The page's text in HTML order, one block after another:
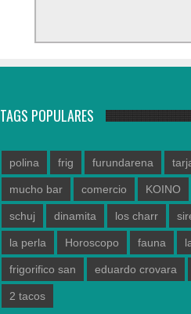
TAGS POPULARES
polina frig furundarena
mucho bar comercio KOINO
schuj dinamita los charr
la perla Horoscopo fauna
frigorifico san eduardo crovara
2 tacos